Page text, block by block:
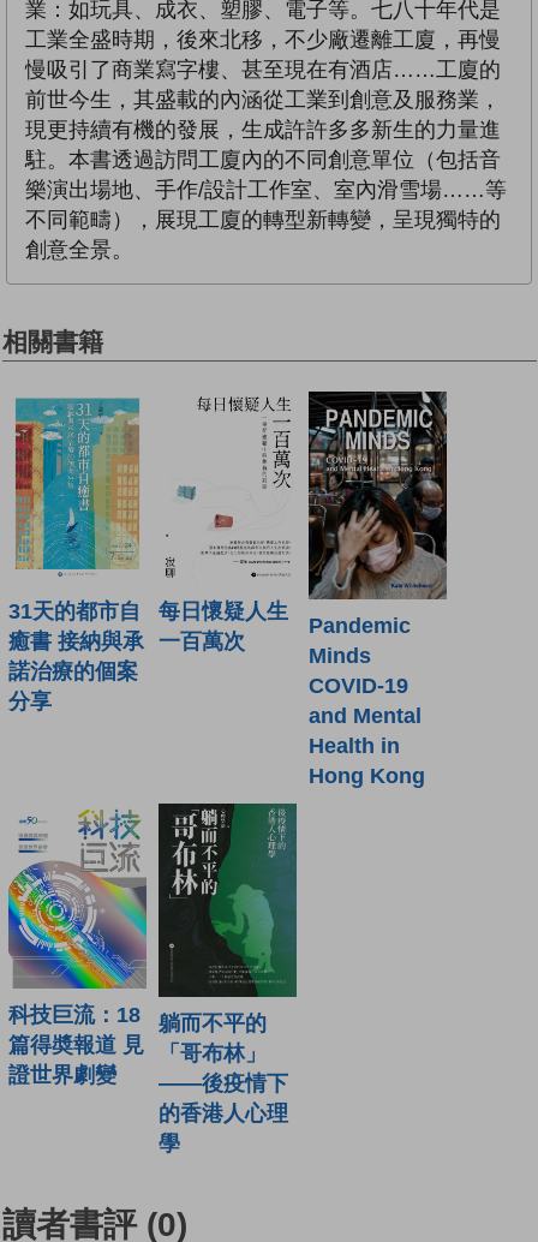
業：如玩具、成衣、塑膠、電子等。七八十年代是
工業全盛時期，後來北移，不少廠遷離工廈，再慢
慢吸引了商業寫字樓、甚至現在有酒店……工廈的
前世今生，其盛載的內涵從工業到創意及服務業，
現更持續有機的發展，生成許許多多新生的力量進
駐。本書透過訪問工廈內的不同創意單位（包括音
樂演出場地、手作/設計工作室、室內滑雪場……等
不同範疇），展現工廈的轉型新轉變，呈現獨特的
創意全景。
相關書籍
31天的都市自
癒書 接納與承
諾治療的個案
分享
每日懷疑人生
一百萬次
Pandemic
Minds
COVID-19
and Mental
Health in
Hong Kong
科技巨流：18
篇得奬報道 見
證世界劇變
躺而不平的
「哥布林」
——後疫情下
的香港人心理
學
讀者書評 (0)